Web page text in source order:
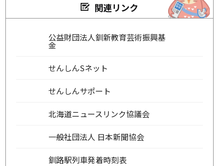
関連リンク
公益財団法人釧新教育芸術振興基
金
せんしんSネット
せんしんサポート
北海道ニュースリンク協議会
一般社団法人 日本新聞協会
釧路駅列車発着時刻表